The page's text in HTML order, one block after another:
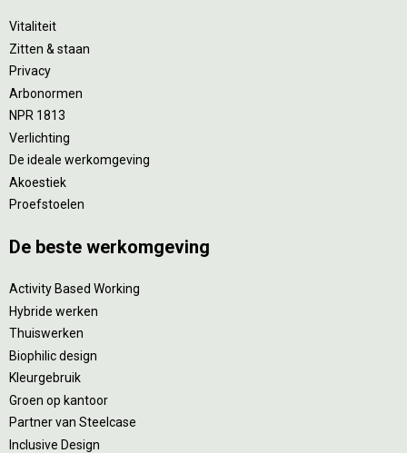
Vitaliteit
Zitten & staan
Privacy
Arbonormen
NPR 1813
Verlichting
De ideale werkomgeving
Akoestiek
Proefstoelen
De beste werkomgeving
Activity Based Working
Hybride werken
Thuiswerken
Biophilic design
Kleurgebruik
Groen op kantoor
Partner van Steelcase
Inclusive Design